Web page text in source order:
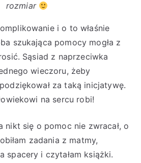
rozmiar
i o to właśnie
szukająca pomocy mogła z
Sąsiad z naprzeciwka
wieczoru, żeby
za taką inicjatywę.
na sercu robi!
nikt się o pomoc nie zwracał, o
zadania z matmy,
spacery i czytałam książki.